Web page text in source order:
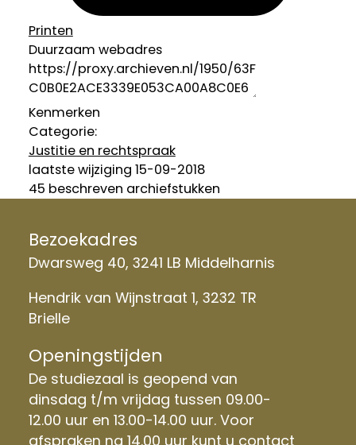
Printen
Duurzaam webadres
Kenmerken
Categorie:
Justitie en rechtspraak
laatste wijziging 15-09-2018
45 beschreven archiefstukken
Bezoekadres
Dwarsweg 40, 3241 LB Middelharnis
Hendrik van Wijnstraat 1, 3232 TR
Brielle
Openingstijden
De studiezaal is geopend van
dinsdag t/m vrijdag tussen 09.00-
12.00 uur en 13.00-14.00 uur. Voor
afspraken na 14.00 uur kunt u contact